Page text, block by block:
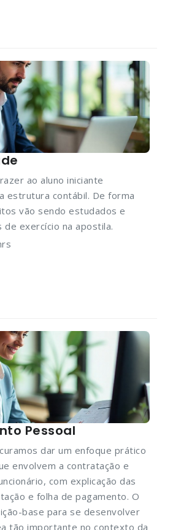
ao aluno iniciante
estrutura contábil. De forma
vão sendo estudados e
de exercício na apostila.
Pessoal
dar um enfoque prático
envolvem a contratação e
com explicação das
e folha de pagamento. O
base para se desenvolver
tão importante no contexto da